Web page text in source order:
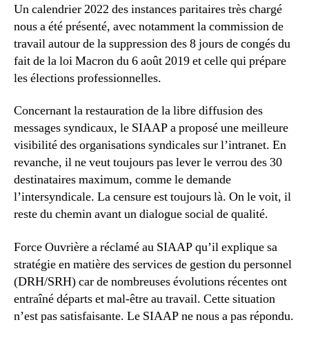
Un calendrier 2022 des instances paritaires très chargé
nous a été présenté, avec notamment la commission de
travail autour de la suppression des 8 jours de congés du
fait de la loi Macron du 6 août 2019 et celle qui prépare
les élections professionnelles.
Concernant la restauration de la libre diffusion des
messages syndicaux, le SIAAP a proposé une meilleure
visibilité des organisations syndicales sur l’intranet. En
revanche, il ne veut toujours pas lever le verrou des 30
destinataires maximum, comme le demande
l’intersyndicale. La censure est toujours là. On le voit, il
reste du chemin avant un dialogue social de qualité.
Force Ouvrière a réclamé au SIAAP qu’il explique sa
stratégie en matière des services de gestion du personnel
(DRH/SRH) car de nombreuses évolutions récentes ont
entraîné départs et mal-être au travail. Cette situation
n’est pas satisfaisante. Le SIAAP ne nous a pas répondu.